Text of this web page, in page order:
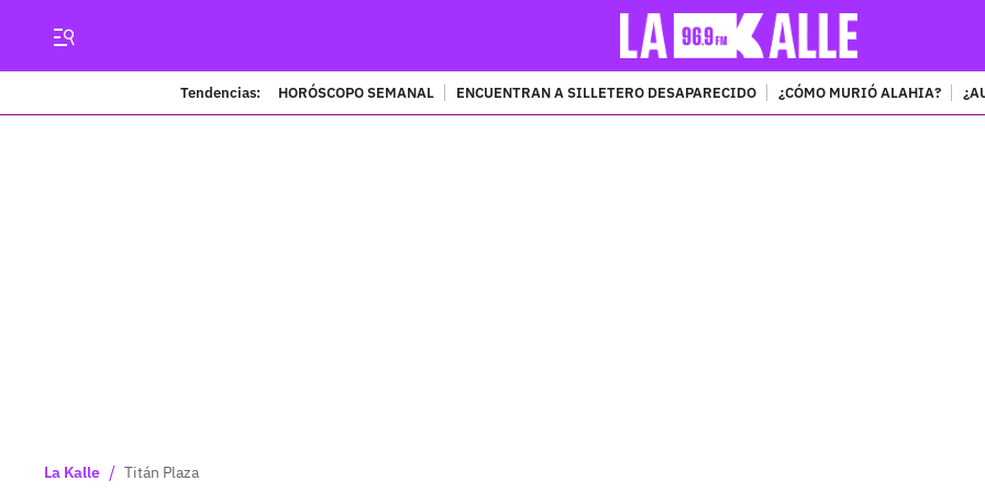
Tendencias: HORÓSCOPO SEMANAL ENCUENTRAN A SILLETERO DESAPARECIDO ¿CÓMO MURIÓ ALAHIA?
La Kalle / Titán Plaza